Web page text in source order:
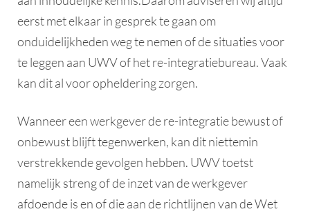
eerst met elkaar in gesprek te gaan om
onduidelijkheden weg te nemen of de situaties voor
te leggen aan UWV of het re-integratiebureau. Vaak
kan dit al voor opheldering zorgen.
Wanneer een werkgever de re-integratie bewust of
onbewust blijft tegenwerken, kan dit niettemin
verstrekkende gevolgen hebben. UWV toetst
namelijk streng of de inzet van de werkgever
afdoende is en of die aan de richtlijnen van de Wet